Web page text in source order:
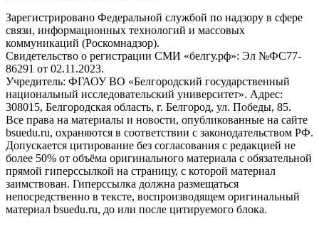
Зарегистрировано Федеральной службой по надзору в сфере
связи, информационных технологий и массовых
коммуникаций (Роскомнадзор).
Свидетельство о регистрации СМИ «белгу.рф»: Эл №ФС77-
86291 от 02.11.2023.
Учредитель: ФГАОУ ВО «Белгородский государственный
национальный исследовательский университет». Адрес:
308015, Белгородская область, г. Белгород, ул. Победы, 85.
Все права на материалы и новости, опубликованные на сайте
bsuedu.ru, охраняются в соответствии с законодательством РФ.
Допускается цитирование без согласования с редакцией не
более 50% от объёма оригинального материала с обязательной
прямой гиперссылкой на страницу, с которой материал
заимствован. Гиперссылка должна размещаться
непосредственно в тексте, воспроизводящем оригинальный
материал bsuedu.ru, до или после цитируемого блока.